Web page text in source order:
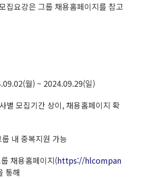
요강은 그룹 채용홈페이지를 참고
월) ~ 2024.09.29(일)
기간 상이, 채용홈페이지 확
복지원 가능
채용홈페이지(https://hlcompan
통해